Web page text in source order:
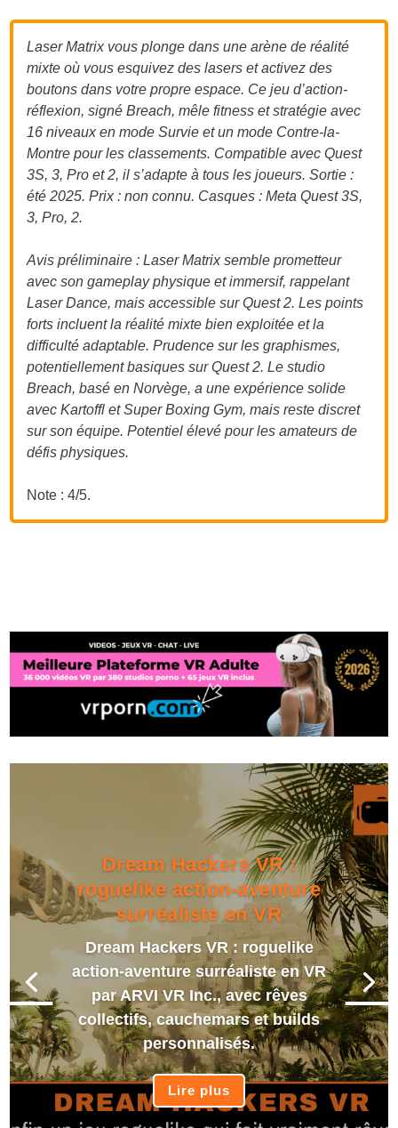
Laser Matrix vous plonge dans une arène de réalité
mixte où vous esquivez des lasers et activez des
boutons dans votre propre espace. Ce jeu d’action-
réflexion, signé Breach, mêle fitness et stratégie avec
16 niveaux en mode Survie et un mode Contre-la-
Montre pour les classements. Compatible avec Quest
3S, 3, Pro et 2, il s’adapte à tous les joueurs. Sortie :
été 2025. Prix : non connu. Casques : Meta Quest 3S,
3, Pro, 2.
Avis préliminaire : Laser Matrix semble prometteur
avec son gameplay physique et immersif, rappelant
Laser Dance, mais accessible sur Quest 2. Les points
forts incluent la réalité mixte bien exploitée et la
difficulté adaptable. Prudence sur les graphismes,
potentiellement basiques sur Quest 2. Le studio
Breach, basé en Norvège, a une expérience solide
avec Kartoffl et Super Boxing Gym, mais reste discret
sur son équipe. Potentiel élevé pour les amateurs de
défis physiques.
Note : 4/5.
Dream Hackers VR :
roguelike action-aventure
surréaliste en VR
Dream Hackers VR : roguelike
action-aventure surréaliste en VR
par ARVI VR Inc., avec rêves
collectifs, cauchemars et builds
personnalisés.
Lire plus